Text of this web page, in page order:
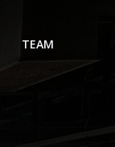
TEAM